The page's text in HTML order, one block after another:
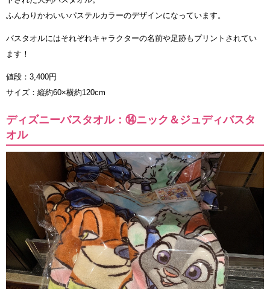
ふんわりかわいいパステルカラーのデザインになっています。
バスタオルにはそれぞれキャラクターの名前や足跡もプリントされてい
ます！
値段：3,400円
サイズ：縦約60×横約120cm
ディズニーバスタオル：⑭ニック＆ジュディバスタ
オル